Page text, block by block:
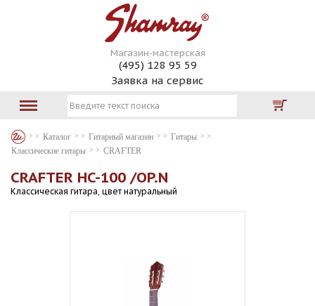
Магазин-мастерская
(495) 128 95 59
Заявка на сервис
Каталог Гитарный магазин
Гитары
Классические гитары
CRAFTER
CRAFTER HC-100 /OP.N
Классическая гитара, цвет натуральный